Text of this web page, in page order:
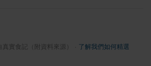
實食記（附資料來源） 了解我們如何精選